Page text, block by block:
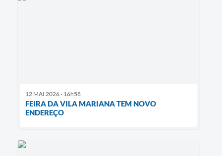
12 MAI 2026 - 16h58
FEIRA DA VILA MARIANA TEM NOVO
ENDEREÇO